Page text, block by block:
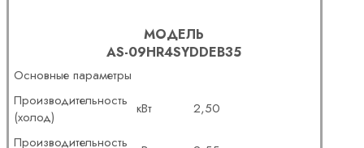
МОДЕЛЬ
AS-09HR4SYDDEB35
Основные параметры
Производительность
(холод)
кВт
2,50
Производительность